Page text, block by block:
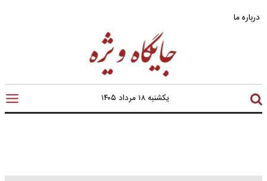
درباره ما
یکشنبه ۱۸ مرداد ۱۴۰۵